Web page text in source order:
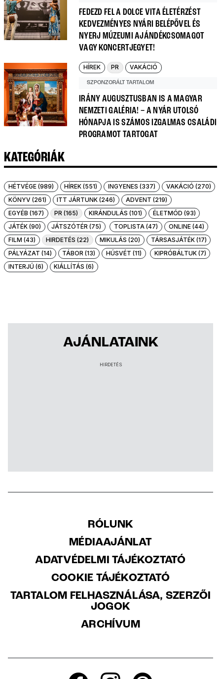
FEDEZD FEL A DOLCE VITA ÉLETÉRZÉST
KEDVEZMÉNYES NYÁRI BELÉPŐVEL ÉS
NYERJ MÚZEUMI AJÁNDÉKCSOMAGOT
VAGY KONCERTJEGYET!
HÍREK PR VAKÁCIÓ
SZPONZORÁLT TARTALOM
IRÁNY AUGUSZTUSBAN IS A MAGYAR
NEMZETI GALÉRIA! – A NYÁR UTOLSÓ
HÓNAPJA IS SZÁMOS IZGALMAS CSALÁDI
PROGRAMOT TARTOGAT
KATEGÓRIÁK
HÉTVÉGE (989) HÍREK (551) INGYENES (337)
VAKÁCIÓ (270)
KÖNYV (261)
ITT JÁRTUNK (246)
ADVENT (219)
EGYÉB (167)
PR (165) KIRÁNDULÁS (101)
ÉLETMÓD (93)
JÁTÉK (90)
JÁTSZÓTÉR (75) TOPLISTA (47)
ONLINE (44)
FILM (43)
HIRDETÉS (22) MIKULÁS (20)
TÁRSASJÁTÉK (17)
PÁLYÁZAT (14)
TÁBOR (13) HÚSVÉT (11)
KIPRÓBÁLTUK (7)
INTERJÚ (6)
KIÁLLÍTÁS (6)
AJÁNLATAINK
HIRDETÉS
RÓLUNK
MÉDIAAJÁNLAT
ADATVÉDELMI TÁJÉKOZTATÓ
COOKIE TÁJÉKOZTATÓ
TARTALOM FELHASZNÁLÁSA, SZERZŐI
JOGOK
ARCHÍVUM